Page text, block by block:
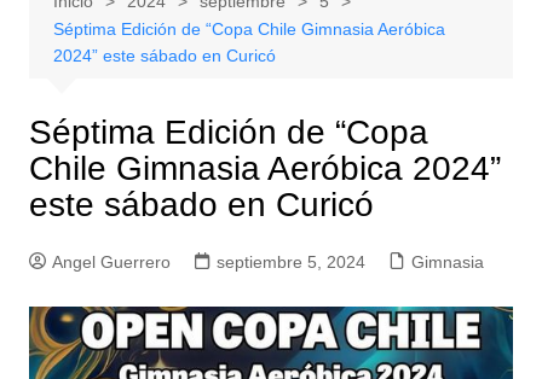
Séptima Edición de “Copa Chile Gimnasia Aeróbica
2024” este sábado en Curicó
Séptima Edición de “Copa
Chile Gimnasia Aeróbica 2024”
este sábado en Curicó
Angel Guerrero septiembre 5, 2024 Gimnasia